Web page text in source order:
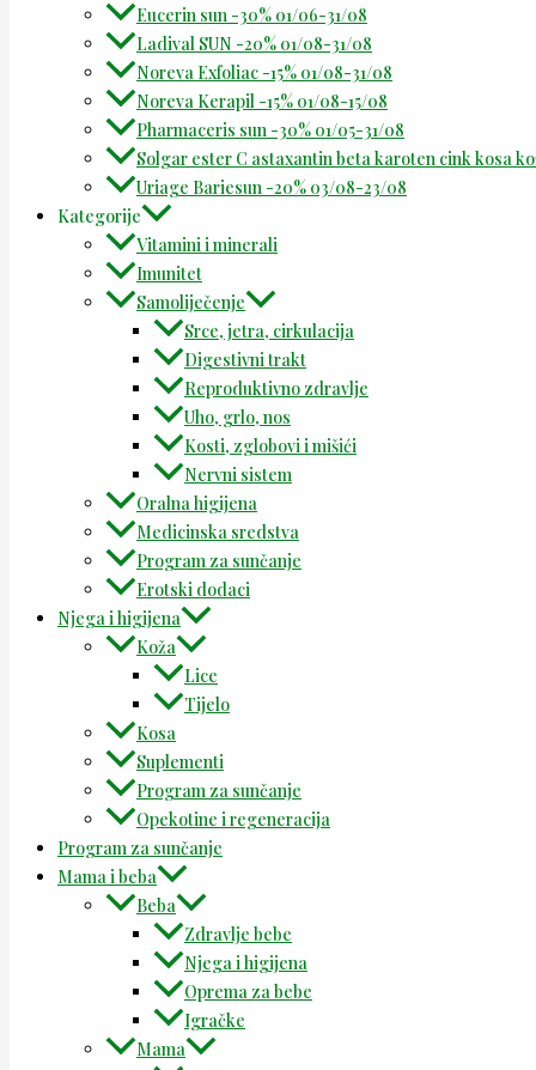
Eucerin sun -30% 01/06-31/08
Ladival SUN -20% 01/08-31/08
Noreva Exfoliac -15% 01/08-31/08
Noreva Kerapil -15% 01/08-15/08
Pharmaceris sun -30% 01/05-31/08
Solgar ester C astaxantin beta karoten cink kosa
Uriage Bariesun -20% 03/08-23/08
Kategorije
Vitamini i minerali
Imunitet
Samoliječenje
Srce, jetra, cirkulacija
Digestivni trakt
Reproduktivno zdravlje
Uho, grlo, nos
Kosti, zglobovi i mišići
Nervni sistem
Oralna higijena
Medicinska sredstva
Program za sunčanje
Erotski dodaci
Njega i higijena
Koža
Lice
Tijelo
Kosa
Suplementi
Program za sunčanje
Opekotine i regeneracija
Program za sunčanje
Mama i beba
Beba
Zdravlje bebe
Njega i higijena
Oprema za bebe
Igračke
Mama